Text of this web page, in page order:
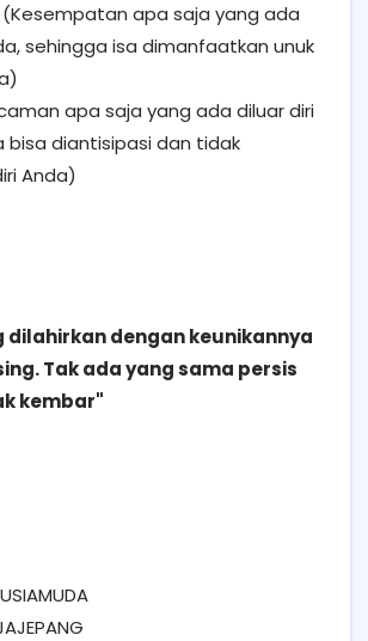
apa saja yang ada
sehingga isa dimanfaatkan unuk
apa saja yang ada diluar diri
bisa diantisipasi dan tidak
Anda)
dilahirkan dengan keunikannya
Tak ada yang sama persis
kembar"